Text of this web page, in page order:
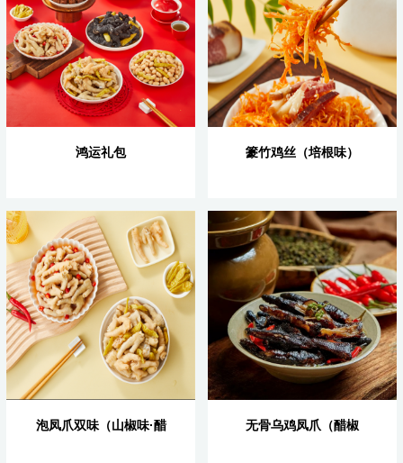
鸿运礼包 籇竹鸡丝（培根味）
泡凤爪双味（山椒味·醋
无骨乌鸡凤爪（醋椒